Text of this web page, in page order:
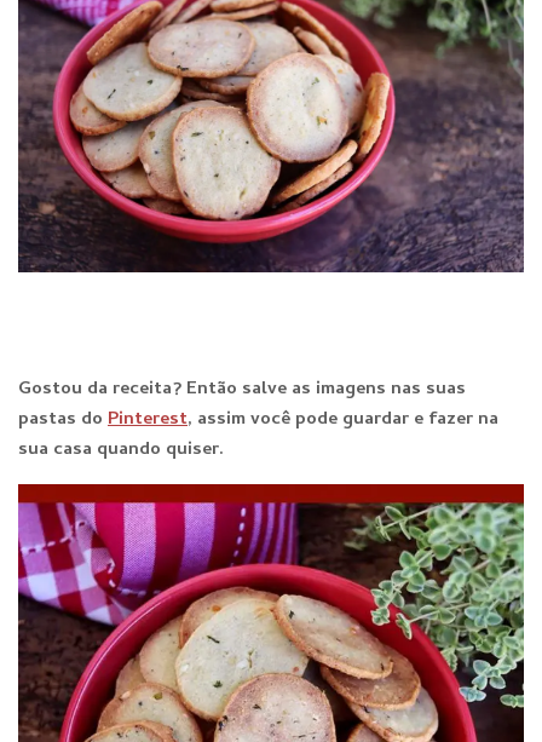
Gostou da receita? Então salve as imagens nas suas
pastas do Pinterest, assim você pode guardar e fazer na
sua casa quando quiser.